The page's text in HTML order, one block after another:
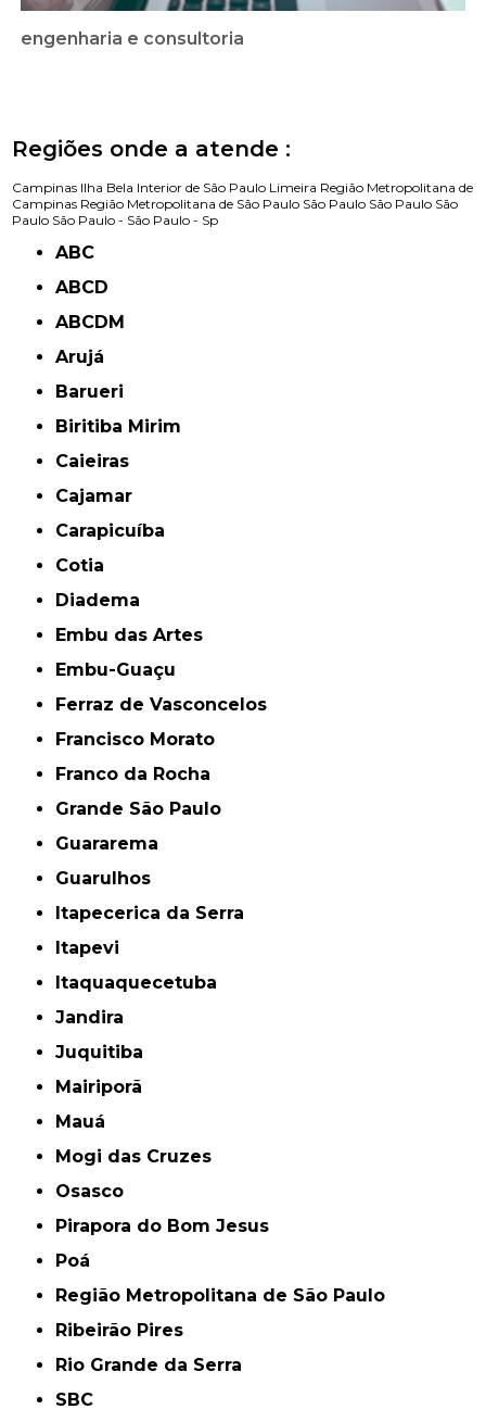
engenharia e consultoria
Regiões onde a atende :
Campinas Ilha Bela Interior de São Paulo Limeira Região Metropolitana de
Campinas Região Metropolitana de São Paulo São Paulo São Paulo São
Paulo São Paulo - São Paulo - Sp
ABC
ABCD
ABCDM
Arujá
Barueri
Biritiba Mirim
Caieiras
Cajamar
Carapicuíba
Cotia
Diadema
Embu das Artes
Embu-Guaçu
Ferraz de Vasconcelos
Francisco Morato
Franco da Rocha
Grande São Paulo
Guararema
Guarulhos
Itapecerica da Serra
Itapevi
Itaquaquecetuba
Jandira
Juquitiba
Mairiporã
Mauá
Mogi das Cruzes
Osasco
Pirapora do Bom Jesus
Poá
Região Metropolitana de São Paulo
Ribeirão Pires
Rio Grande da Serra
SBC